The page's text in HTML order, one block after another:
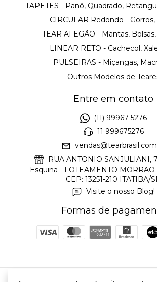
TAPETES - Panô, Quadrado,
CIRCULAR Redondo - Gorros,
TEAR AFEGÃO - Mantas,
LINEAR RETO - Cachecol,
PULSEIRAS - Miçangas,
Outros Modelos de
Entre em contato
(11) 99967-5276
11 999675276
RUA ANTONIO SANJULIANI,
Esquina - LOTEAMENTO
CEP: 13251-210 ITATIBA/
Visite o nosso Blog!
Formas de